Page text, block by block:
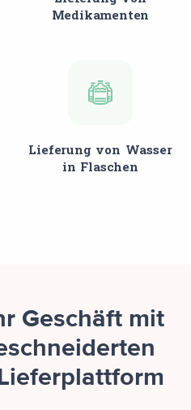
Medikamenten
Lieferung von Wasser
in Flaschen
Geschäft mit